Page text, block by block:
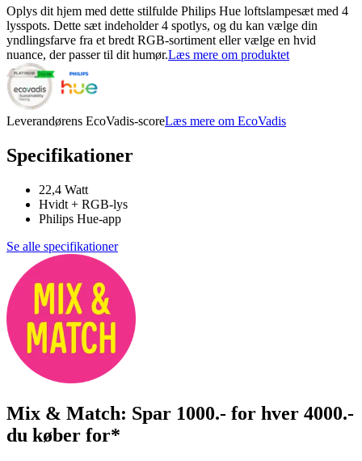
Oplys dit hjem med dette stilfulde Philips Hue loftslampesæt med 4
lysspots. Dette sæt indeholder 4 spotlys, og du kan vælge din
yndlingsfarve fra et bredt RGB-sortiment eller vælge en hvid
nuance, der passer til dit humør.Læs mere om produktet
Leverandørens EcoVadis-scoreLæs mere om EcoVadis
Specifikationer
22,4 Watt
Hvidt + RGB-lys
Philips Hue-app
Se alle specifikationer
Mix & Match: Spar 1000.- for hver 4000.-
du køber for*